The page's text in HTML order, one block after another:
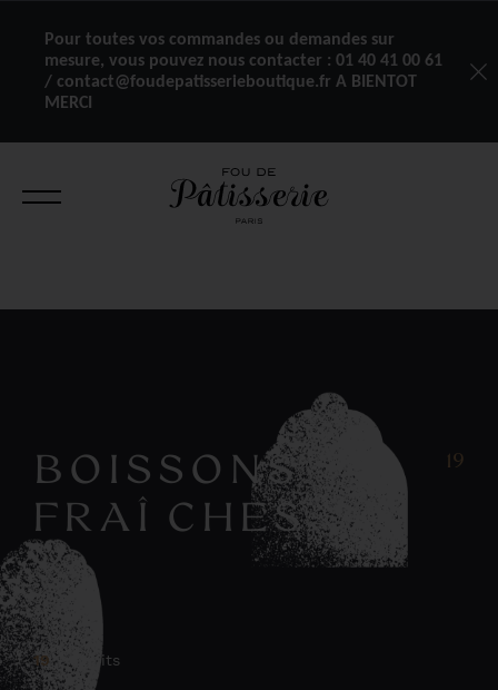
Pour toutes vos commandes ou demandes sur
mesure, vous pouvez nous contacter : 01 40 41 00 61
/ contact@foudepatisserieboutique.fr A BIENTOT
MERCI
BOISSONS
FRAÎCHES
19
19Produits